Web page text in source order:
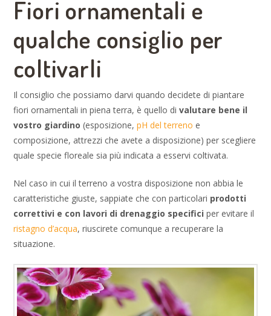
Fiori ornamentali e
qualche consiglio per
coltivarli
Il consiglio che possiamo darvi quando decidete di piantare
fiori ornamentali in piena terra, è quello divalutare bene il
vostro giardino (esposizione,pH del terreno e
composizione, attrezzi che avete a disposizione) per scegliere
quale specie floreale sia più indicata a esservi coltivata.
Nel caso in cui il terreno a vostra disposizione non abbia le
caratteristiche giuste, sappiate che con particolari prodotti
correttivi e con lavori di drenaggio specifici per evitare il
ristagno d’acqua, riuscirete comunque a recuperare la
situazione.